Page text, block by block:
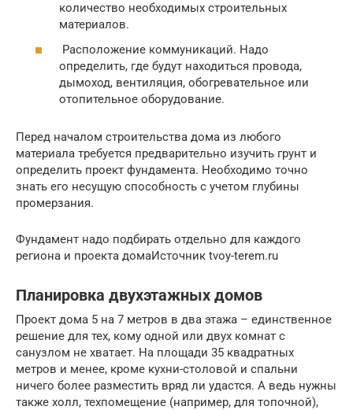
количество необходимых строительных
материалов.
Расположение коммуникаций. Надо
определить, где будут находиться провода,
дымоход, вентиляция, обогревательное или
отопительное оборудование.
Перед началом строительства дома из любого
материала требуется предварительно изучить грунт и
определить проект фундамента. Необходимо точно
знать его несущую способность с учетом глубины
промерзания.
Фундамент надо подбирать отдельно для каждого
региона и проекта домаИсточник tvoy-terem.ru
Планировка двухэтажных домов
Проект дома 5 на 7 метров в два этажа – единственное
решение для тех, кому одной или двух комнат с
санузлом не хватает. На площади 35 квадратных
метров и менее, кроме кухни-столовой и спальни
ничего более разместить вряд ли удастся. А ведь нужны
также холл, техпомещение (например, для топочной),